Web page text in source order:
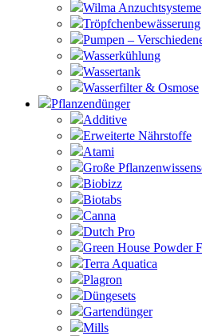
Wilma Anzuchtsysteme
Tröpfchenbewässerung
Pumpen –
Wasserkühlung
Wassertank
Wasserfilter & Osmose
Pflanzendünger
Additive
Erweiterte Nährstoffe
Atami
Große
Biobizz
Biotabs
Canna
Dutch Pro
Green House Powder
Terra Aquatica
Plagron
Düngesets
Gartendünger
Mills